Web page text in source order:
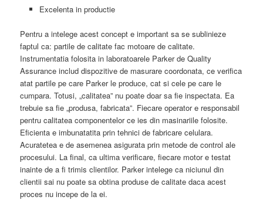
Excelenta in productie
Pentru a intelege acest concept e important sa se sublinieze
faptul ca: partile de calitate fac motoare de calitate.
Instrumentatia folosita in laboratoarele Parker de Quality
Assurance includ dispozitive de masurare coordonata, ce verifica
atat partile pe care Parker le produce, cat si cele pe care le
cumpara. Totusi, „calitatea” nu poate doar sa fie inspectata. Ea
trebuie sa fie „produsa, fabricata”. Fiecare operator e responsabil
pentru calitatea componentelor ce ies din masinariile folosite.
Eficienta e imbunatatita prin tehnici de fabricare celulara.
Acuratetea e de asemenea asigurata prin metode de control ale
procesului. La final, ca ultima verificare, fiecare motor e testat
inainte de a fi trimis clientilor. Parker intelege ca niciunul din
clientii sai nu poate sa obtina produse de calitate daca acest
proces nu incepe de la ei.